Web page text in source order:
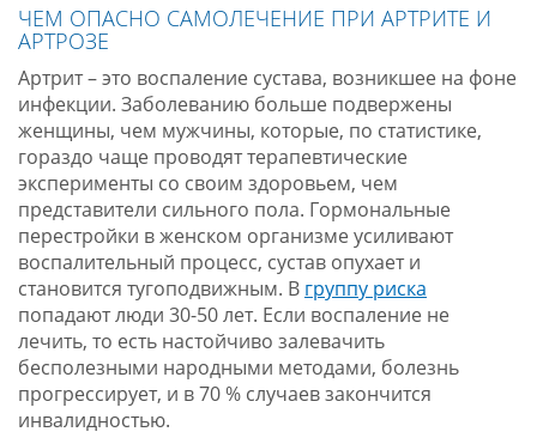
ЧЕМ ОПАСНО САМОЛЕЧЕНИЕ ПРИ АРТРИТЕ И
АРТРОЗЕ
Артрит – это воспаление сустава, возникшее на фоне
инфекции. Заболеванию больше подвержены
женщины, чем мужчины, которые, по статистике,
гораздо чаще проводят терапевтические
эксперименты со своим здоровьем, чем
представители сильного пола. Гормональные
перестройки в женском организме усиливают
воспалительный процесс, сустав опухает и
становится тугоподвижным. В группу риска
попадают люди 30-50 лет. Если воспаление не
лечить, то есть настойчиво залевачить
бесполезными народными методами, болезнь
прогрессирует, и в 70 % случаев закончится
инвалидностью.